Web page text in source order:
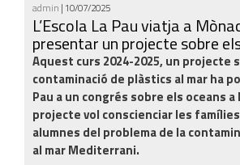
admin | 10/07/2025
L’Escola La Pau viatja a
presentar un projecte sobre
Aquest curs 2024-2025, un projecte
contaminació de plàstics al mar ha
Pau a un congrés sobre els oceans a
projecte vol conscienciar les
alumnes del problema de la
al mar Mediterrani.